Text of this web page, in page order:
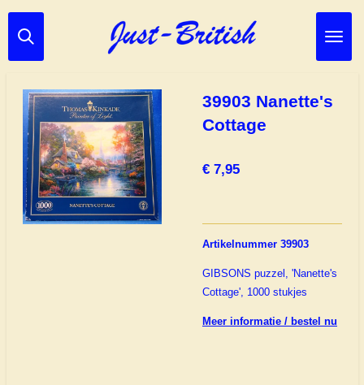
Ga
direct
hoofdinhoud
39903 Nanette's
Cottage
€ 7,95
Artikelnummer 39903
GIBSONS puzzel, 'Nanette's
Cottage', 1000 stukjes
Meer informatie / bestel nu